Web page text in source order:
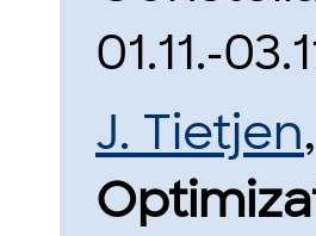
01.11.-
J. Tietjen,